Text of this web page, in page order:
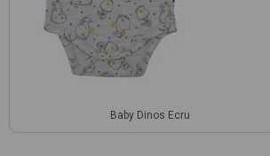
Baby Dinos Ecru